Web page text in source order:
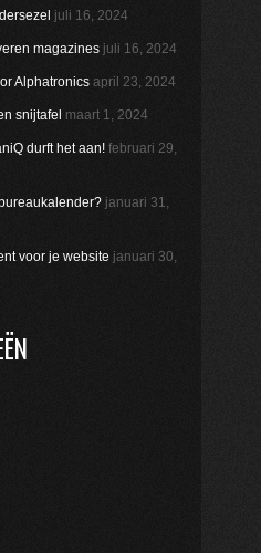
juli 16, 2024
magazines juli 16, 2024
Alphatronics april 23, 2024
snijtafel maart 1, 2024
durft het aan! februari 29,
januari 31,
voor je website januari 30,